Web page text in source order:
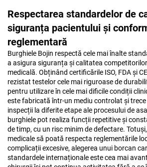
Respectarea standardelor de
siguranța pacientului și
reglementară
Burghiele Bojin respectă cele mai înalte
a asigura siguranța și calitatea
medicală. Obținând certificările ISO, FDA și
rezistat testelor cele mai riguroase de
pentru utilizare în cele mai dificile condiții
este fabricată într-un mediu controlat și
inspecții la diferite etape ale procesului de
burghiele pot realiza funcții repetitive și
de timp, cu un risc minim de defectare.
medicale să poată respecta reglementările
complicații excesive, alegerea unui borcan
standardele internaționale este cea mai